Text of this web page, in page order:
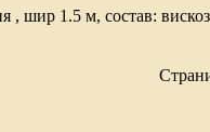
, шир 1.5 м, состав: